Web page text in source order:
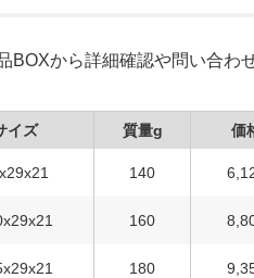
から詳細確認や問い合わ
イズ 質量g 価
140
160
180